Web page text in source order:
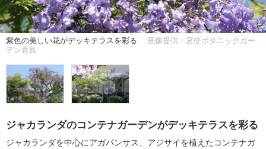
紫色の美しい花がデッキテラスを彩る
画像提供：宮交ボタニックガー
デン青島
ジャカランダのコンテナガーデンがデッキテラスを彩る
ジャカランダを中心にアガパンサス、アジサイを植えたコンテナガ